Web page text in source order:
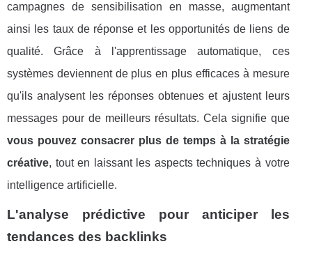
campagnes de sensibilisation en masse, augmentant
ainsi les taux de réponse et les opportunités de liens de
qualité. Grâce à l'apprentissage automatique, ces
systèmes deviennent de plus en plus efficaces à mesure
qu'ils analysent les réponses obtenues et ajustent leurs
messages pour de meilleurs résultats. Cela signifie que
vous pouvez consacrer plus de temps à la stratégie
créative, tout en laissant les aspects techniques à votre
intelligence artificielle.
L'analyse prédictive pour anticiper les
tendances des backlinks